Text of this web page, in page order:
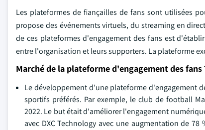
Les plateformes de fiançailles de fans sont utilisées
propose des événements virtuels, du streaming en
de ces plateformes d'engagement des fans est
entre l'organisation et leurs supporters. La plateforme
Marché de la plateforme d'engagement des fans
Le développement d'une plateforme d'engagement
sportifs préférés. Par exemple, le club de football
2022. Le but était d'améliorer l'engagement
avec DXC Technology avec une augmentation de